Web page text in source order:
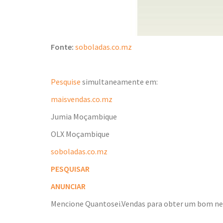
Fonte: soboladas.co.mz
Pesquise simultaneamente em:
maisvendas.co.mz
Jumia Moçambique
OLX Moçambique
soboladas.co.mz
PESQUISAR
ANUNCIAR
Mencione Quantosei.Vendas para obter um bom